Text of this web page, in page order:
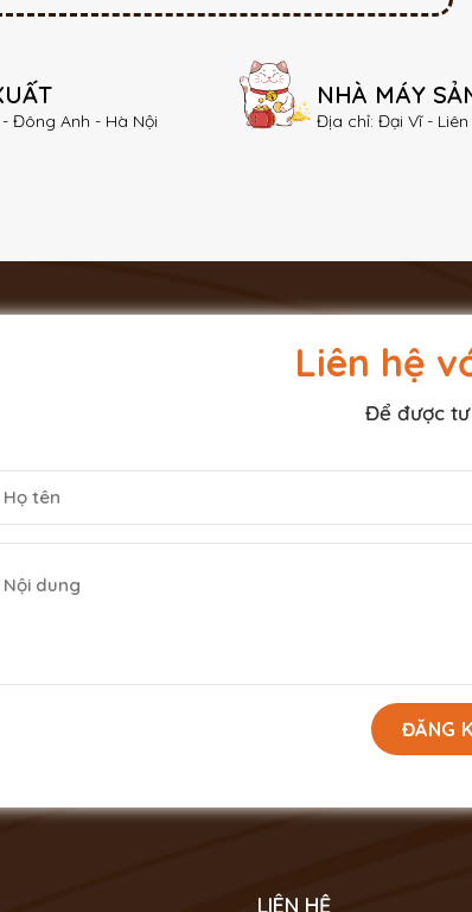
- Đông Anh - Hà Nội
NHÀ MÁY
Địa chỉ: Đại Vĩ -
Liên hệ
Để được tư
LIÊN HỆ